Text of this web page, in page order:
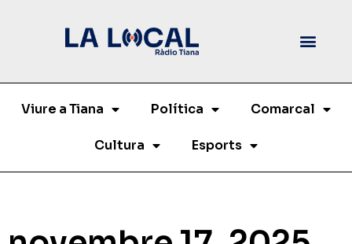
Viure a Tiana Política Comarcal
Cultura Esports